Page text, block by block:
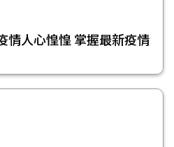
情人心惶惶 掌握最新疫情